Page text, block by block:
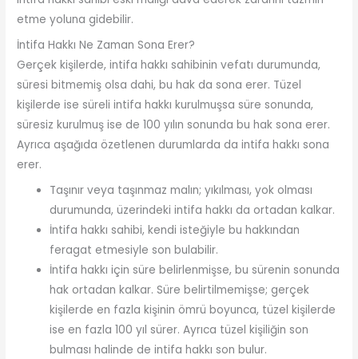
etme yoluna gidebilir.
İntifa Hakkı Ne Zaman Sona Erer?
Gerçek kişilerde, intifa hakkı sahibinin vefatı durumunda,
süresi bitmemiş olsa dahi, bu hak da sona erer. Tüzel
kişilerde ise süreli intifa hakkı kurulmuşsa süre sonunda,
süresiz kurulmuş ise de 100 yılın sonunda bu hak sona erer.
Ayrıca aşağıda özetlenen durumlarda da intifa hakkı sona
erer.
Taşınır veya taşınmaz malın; yıkılması, yok olması
durumunda, üzerindeki intifa hakkı da ortadan kalkar.
İntifa hakkı sahibi, kendi isteğiyle bu hakkından
feragat etmesiyle son bulabilir.
İntifa hakkı için süre belirlenmişse, bu sürenin sonunda
hak ortadan kalkar. Süre belirtilmemişse; gerçek
kişilerde en fazla kişinin ömrü boyunca, tüzel kişilerde
ise en fazla 100 yıl sürer. Ayrıca tüzel kişiliğin son
bulması halinde de intifa hakkı son bulur.